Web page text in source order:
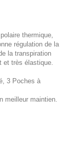
thermique,
régulation de la
la transpiration
et très élastique.
3 Poches à
meilleur maintien.